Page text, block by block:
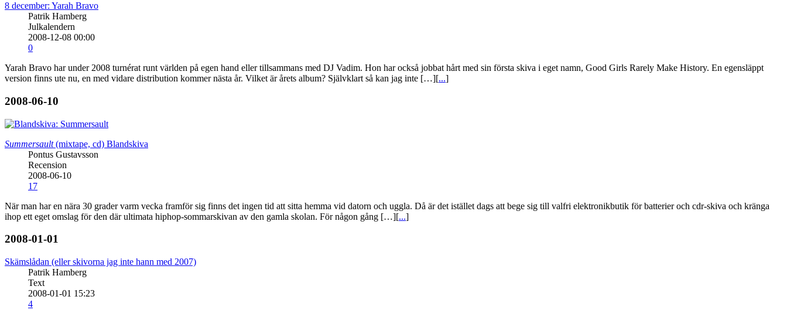
8 december: Yarah Bravo
Patrik Hamberg
Julkalendern
2008-12-08 00:00
0
Yarah Bravo har under 2008 turnérat runt världen på egen hand eller tillsammans med DJ Vadim. Hon har också jobbat hårt med sin första skiva i eget namn, Good Girls Rarely Make History. En egensläppt
version finns ute nu, en med vidare distribution kommer nästa år. Vilket är årets album? Självklart så kan jag inte […][...]
2008-06-10
Summersault(mixtape, cd) Blandskiva
Pontus Gustavsson
Recension
2008-06-10
17
När man har en nära 30 grader varm vecka framför sig finns det ingen tid att sitta hemma vid datorn och uggla. Då är det istället dags att bege sig till valfri elektronikbutik för batterier och cdr-skiva och kränga
ihop ett eget omslag för den där ultimata hiphop-sommarskivan av den gamla skolan. För någon gång […][...]
2008-01-01
Skämslådan (eller skivorna jag inte hann med 2007)
Patrik Hamberg
Text
2008-01-01 15:23
4